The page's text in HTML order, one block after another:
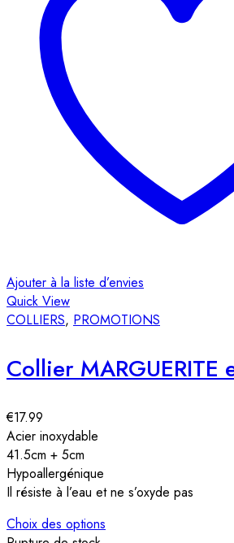
Ajouter à la liste d’envies
Quick View
COLLIERS, PROMOTIONS
Collier MARGUERITE
€17.99
Acier inoxydable
41.5cm + 5cm
Hypoallergénique
Il résiste à l’eau et ne s’oxyde pas
Choix des options